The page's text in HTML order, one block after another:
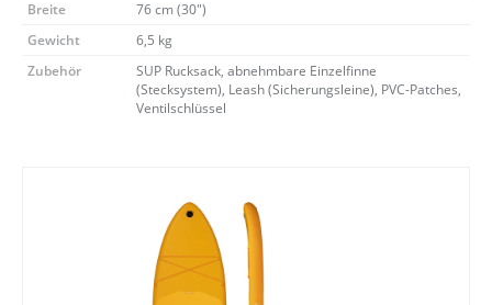
Breite
76 cm (30")
Gewicht
6,5 kg
Zubehör
SUP Rucksack, abnehmbare Einzelfinne
(Stecksystem), Leash (Sicherungsleine), PVC-
Patches, Ventilschlüssel
Jetzt Bluefin Angebote ansehen